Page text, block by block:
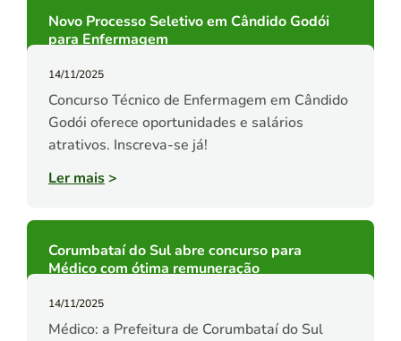
Novo Processo Seletivo em Cândido Godói
para Enfermagem
14/11/2025
Concurso Técnico de Enfermagem em Cândido
Godói oferece oportunidades e salários
atrativos. Inscreva-se já!
Ler mais>
Corumbataí do Sul abre concurso para
Médico com ótima remuneração
14/11/2025
Médico: a Prefeitura de Corumbataí do Sul